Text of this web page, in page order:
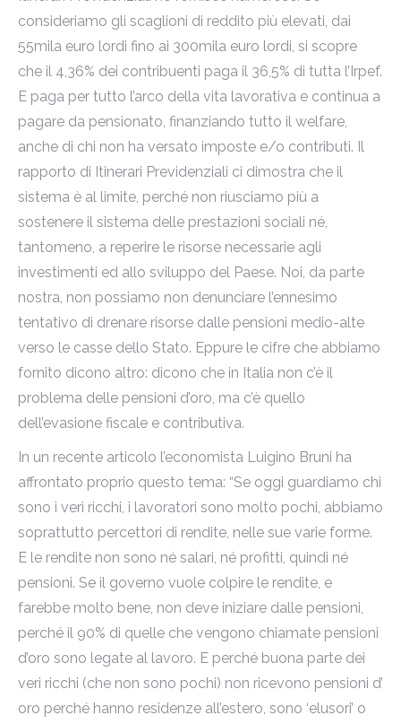
consideriamo gli scaglioni di reddito più elevati, dai
55mila euro lordi fino ai 300mila euro lordi, si scopre
che il 4,36% dei contribuenti paga il 36,5% di tutta l’Irpef.
E paga per tutto l’arco della vita lavorativa e continua a
pagare da pensionato, finanziando tutto il welfare,
anche di chi non ha versato imposte e/o contributi. Il
rapporto di Itinerari Previdenziali ci dimostra che il
sistema è al limite, perché non riusciamo più a
sostenere il sistema delle prestazioni sociali né,
tantomeno, a reperire le risorse necessarie agli
investimenti ed allo sviluppo del Paese. Noi, da parte
nostra, non possiamo non denunciare l’ennesimo
tentativo di drenare risorse dalle pensioni medio-alte
verso le casse dello Stato. Eppure le cifre che abbiamo
fornito dicono altro: dicono che in Italia non c’è il
problema delle pensioni d’oro, ma c’è quello
dell’evasione fiscale e contributiva.
In un recente articolo l’economista Luigino Bruni ha
affrontato proprio questo tema: “Se oggi guardiamo chi
sono i veri ricchi, i lavoratori sono molto pochi, abbiamo
soprattutto percettori di rendite, nelle sue varie forme.
E le rendite non sono né salari, né profitti, quindi né
pensioni. Se il governo vuole colpire le rendite, e
farebbe molto bene, non deve iniziare dalle pensioni,
perché il 90% di quelle che vengono chiamate pensioni
d’oro sono legate al lavoro. E perché buona parte dei
veri ricchi (che non sono pochi) non ricevono pensioni d’
oro perché hanno residenze all’estero, sono ‘elusori’ o